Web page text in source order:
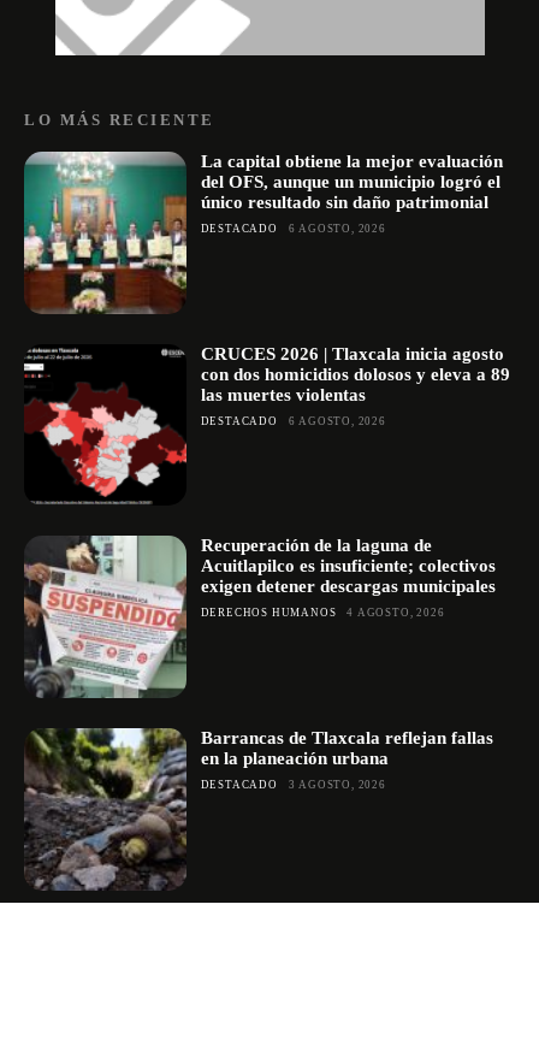
LO MÁS RECIENTE
La capital obtiene la mejor evaluación
del OFS, aunque un municipio logró el
único resultado sin daño patrimonial
DESTACADO 6 AGOSTO, 2026
CRUCES 2026 | Tlaxcala inicia agosto
con dos homicidios dolosos y eleva a 89
las muertes violentas
DESTACADO 6 AGOSTO, 2026
Recuperación de la laguna de
Acuitlapilco es insuficiente; colectivos
exigen detener descargas municipales
DERECHOS HUMANOS 4 AGOSTO, 2026
Barrancas de Tlaxcala reflejan fallas
en la planeación urbana
DESTACADO 3 AGOSTO, 2026